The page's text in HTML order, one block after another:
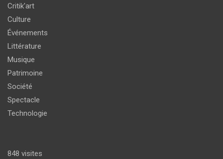
Critik'art
Culture
Événements
Littérature
Musique
Patrimoine
Société
Spectacle
Technologie
848 visites